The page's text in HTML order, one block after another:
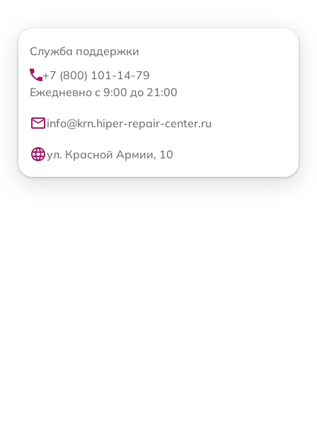
Служба поддержки
+7 (800) 101-14-79
Ежедневно с 9:00 до 21:00
info@krn.hiper-repair-center.ru
ул. Красной Армии, 10